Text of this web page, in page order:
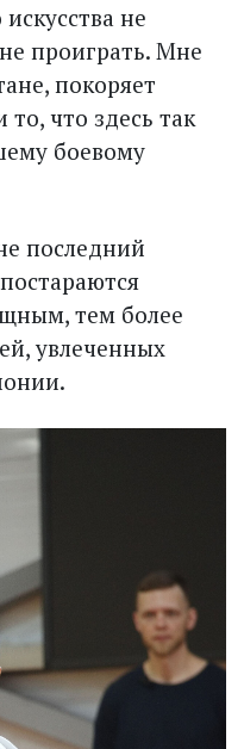
не
проиграть. Мне
покоряет
что здесь так
боевому
последний
тем более
увлеченных